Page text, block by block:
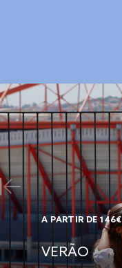
A PARTIR DE 146€
VERÃO